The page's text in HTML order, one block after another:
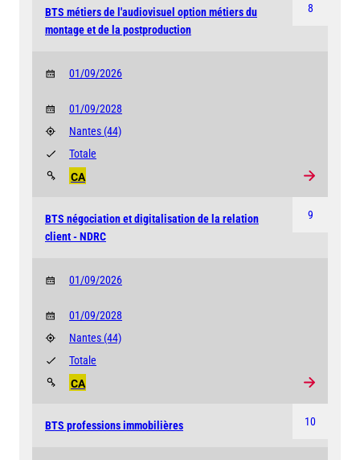
8
BTS métiers de l'audiovisuel option métiers du
montage et de la postproduction
01/09/2026
01/09/2028
Nantes (44)
CA
Totale
9
BTS négociation et digitalisation de la relation
client - NDRC
01/09/2026
01/09/2028
Nantes (44)
CA
Totale
10
BTS professions immobilières